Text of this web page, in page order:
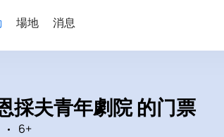
場地 消息
採夫青年劇院 的门票
6+